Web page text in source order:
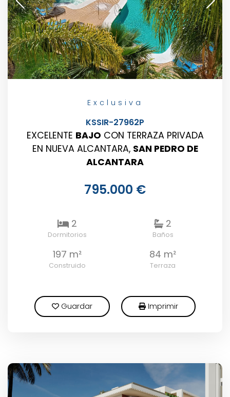
Exclusiva
KSSIR-27962P
EXCELENTE BAJO CON TERRAZA PRIVADA
EN NUEVA ALCANTARA, SAN PEDRO DE
ALCANTARA
795.000 €
2
Dormitorios
2
Baños
197 m²
Construido
84 m²
Terraza
Guardar Imprimir